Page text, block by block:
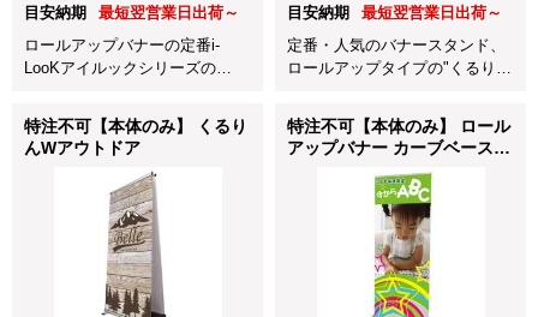
目安納期
最短翌営業日出荷～
ロールアップバナーの定番i-
LooKアイルックシリーズの
としてや写真撮影の背景、舞台
の両サイドに並べて目隠しなど
W1500mm巾ならではの使い方
目安納期
最短翌営業日出荷～
定番・人気のバナースタンド、
ロールアップタイプの"くるり
特注不可【本体のみ】 くるり
んWアウトドア
特注不可【本体のみ】 ロール
アップバナー カーブベース